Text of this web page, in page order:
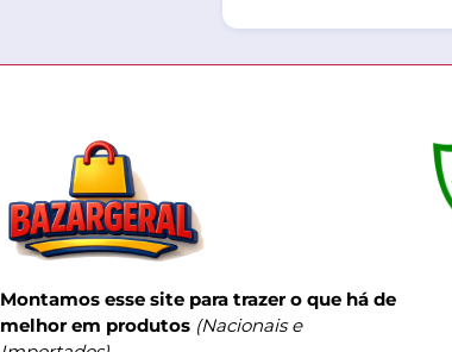
Montamos esse site para trazer o que há de
melhor em produtos (Nacionais e